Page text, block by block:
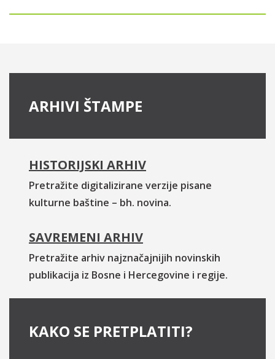
ARHIVI ŠTAMPE
HISTORIJSKI ARHIV
Pretražite digitalizirane verzije pisane
kulturne baštine – bh. novina.
SAVREMENI ARHIV
Pretražite arhiv najznačajnijih novinskih
publikacija iz Bosne i Hercegovine i regije.
KAKO SE PRETPLATITI?